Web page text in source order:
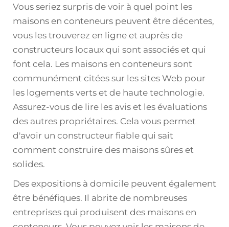
Vous seriez surpris de voir à quel point les
maisons en conteneurs peuvent être décentes,
vous les trouverez en ligne et auprès de
constructeurs locaux qui sont associés et qui
font cela. Les maisons en conteneurs sont
communément citées sur les sites Web pour
les logements verts et de haute technologie.
Assurez-vous de lire les avis et les évaluations
des autres propriétaires. Cela vous permet
d'avoir un constructeur fiable qui sait
comment construire des maisons sûres et
solides.
Des expositions à domicile peuvent également
être bénéfiques. Il abrite de nombreuses
entreprises qui produisent des maisons en